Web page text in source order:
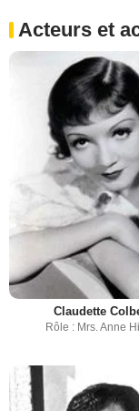
Acteurs et
Claudette
Rôle : Mrs. Anne